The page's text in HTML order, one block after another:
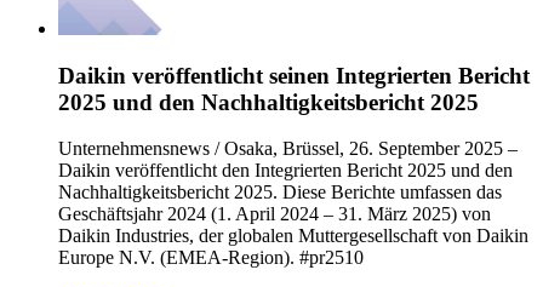
Daikin veröffentlicht seinen Integrierten Bericht
2025 und den Nachhaltigkeitsbericht 2025
Unternehmensnews / Osaka, Brüssel, 26. September 2025 –
Daikin veröffentlicht den Integrierten Bericht 2025 und den
Nachhaltigkeitsbericht 2025. Diese Berichte umfassen das
Geschäftsjahr 2024 (1. April 2024 – 31. März 2025) von
Daikin Industries, der globalen Muttergesellschaft von Daikin
Europe N.V. (EMEA-Region). #pr2510